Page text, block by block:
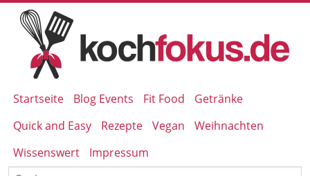
Startseite Blog Events Fit Food
Getränke
Quick and Easy
Rezepte Vegan
Weihnachten
Wissenswert
Impressum